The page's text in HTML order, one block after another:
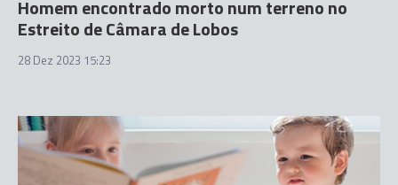
Homem encontrado morto num terreno no
Estreito de Câmara de Lobos
28 Dez 2023 15:23